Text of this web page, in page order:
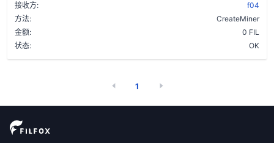
接收方:
f04
方法:
CreateMiner
金额:
0 FIL
状态:
OK
1